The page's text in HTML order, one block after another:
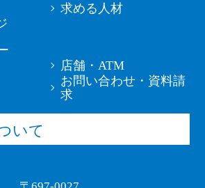
求める人材
店舗・ATM
お問い合わせ・資料請
求
いて